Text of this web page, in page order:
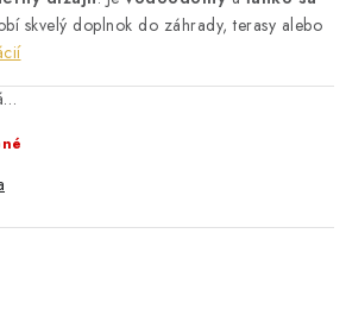
skvelý doplnok do záhrady, terasy alebo